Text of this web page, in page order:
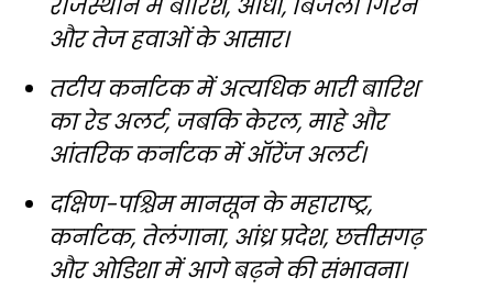
और तेज हवाओं के आसार।
तटीय कर्नाटक में अत्यधिक भारी बारिश
का रेड अलर्ट, जबकि केरल, माहे और
आंतरिक कर्नाटक में ऑरेंज अलर्ट।
दक्षिण-पश्चिम मानसून के महाराष्ट्र,
कर्नाटक, तेलंगाना, आंध्र प्रदेश, छत्तीसगढ़
और ओडिशा में आगे बढ़ने की संभावना।